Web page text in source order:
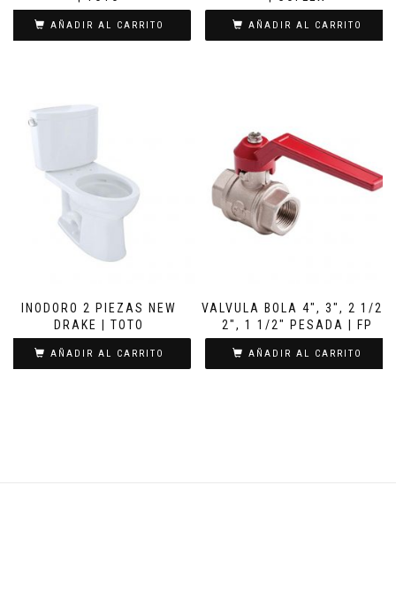
AÑADIR AL CARRITO AÑADIR AL CARRITO
INODORO 2 PIEZAS NEW
DRAKE | TOTO
AÑADIR AL CARRITO
VALVULA BOLA 4″, 3″, 2 1/2″,
2″, 1 1/2″ PESADA | FP
AÑADIR AL CARRITO